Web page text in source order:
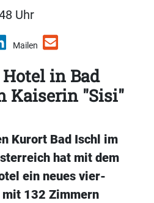
Uhr
Mailen
Hotel in Bad
Kaiserin "Sisi"
Kurort Bad Ischl im
hat mit dem
ein neues vier-
132 Zimmern